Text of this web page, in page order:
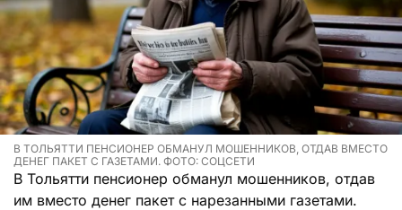
В ТОЛЬЯТТИ ПЕНСИОНЕР ОБМАНУЛ МОШЕННИКОВ, ОТДАВ ВМЕСТО
ДЕНЕГ ПАКЕТ С ГАЗЕТАМИ. ФОТО: СОЦСЕТИ
В Тольятти пенсионер обманул мошенников, отдав
им вместо денег пакет с нарезанными газетами.